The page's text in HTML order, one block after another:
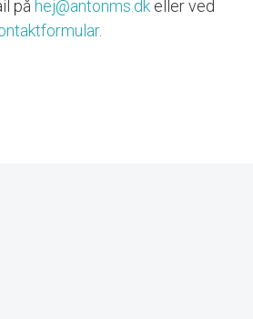
på hej@antonms.dk eller ved
.